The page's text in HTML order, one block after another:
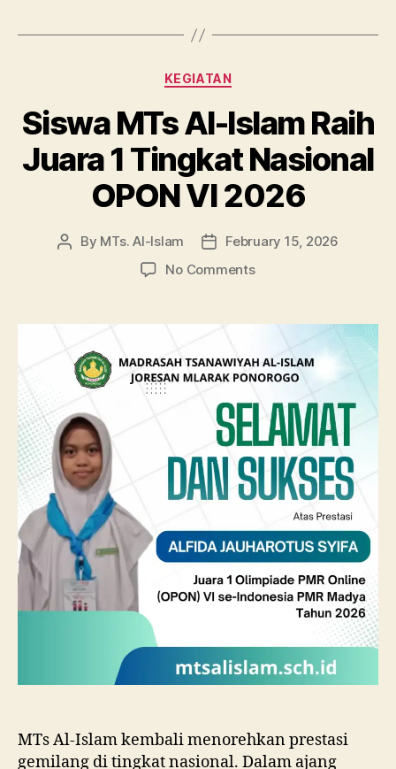
Categories
KEGIATAN
Siswa MTs Al-Islam Raih
Juara 1 Tingkat Nasional
OPON VI 2026
Post
By MTs. Al-Islam
PostFebruary 15, 2026
No Commentson
Al-
Raih
Juara
1
Tingkat
Nasional
OPON
VI
2026
MTs Al-Islam kembali menorehkan prestasi
gemilang di tingkat nasional. Dalam ajang